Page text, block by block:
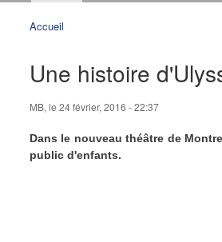
Accueil
Une histoire
MB, le 24 février, 2016 - 22:37
Dans le nouveau théâtre de
public d'enfants.